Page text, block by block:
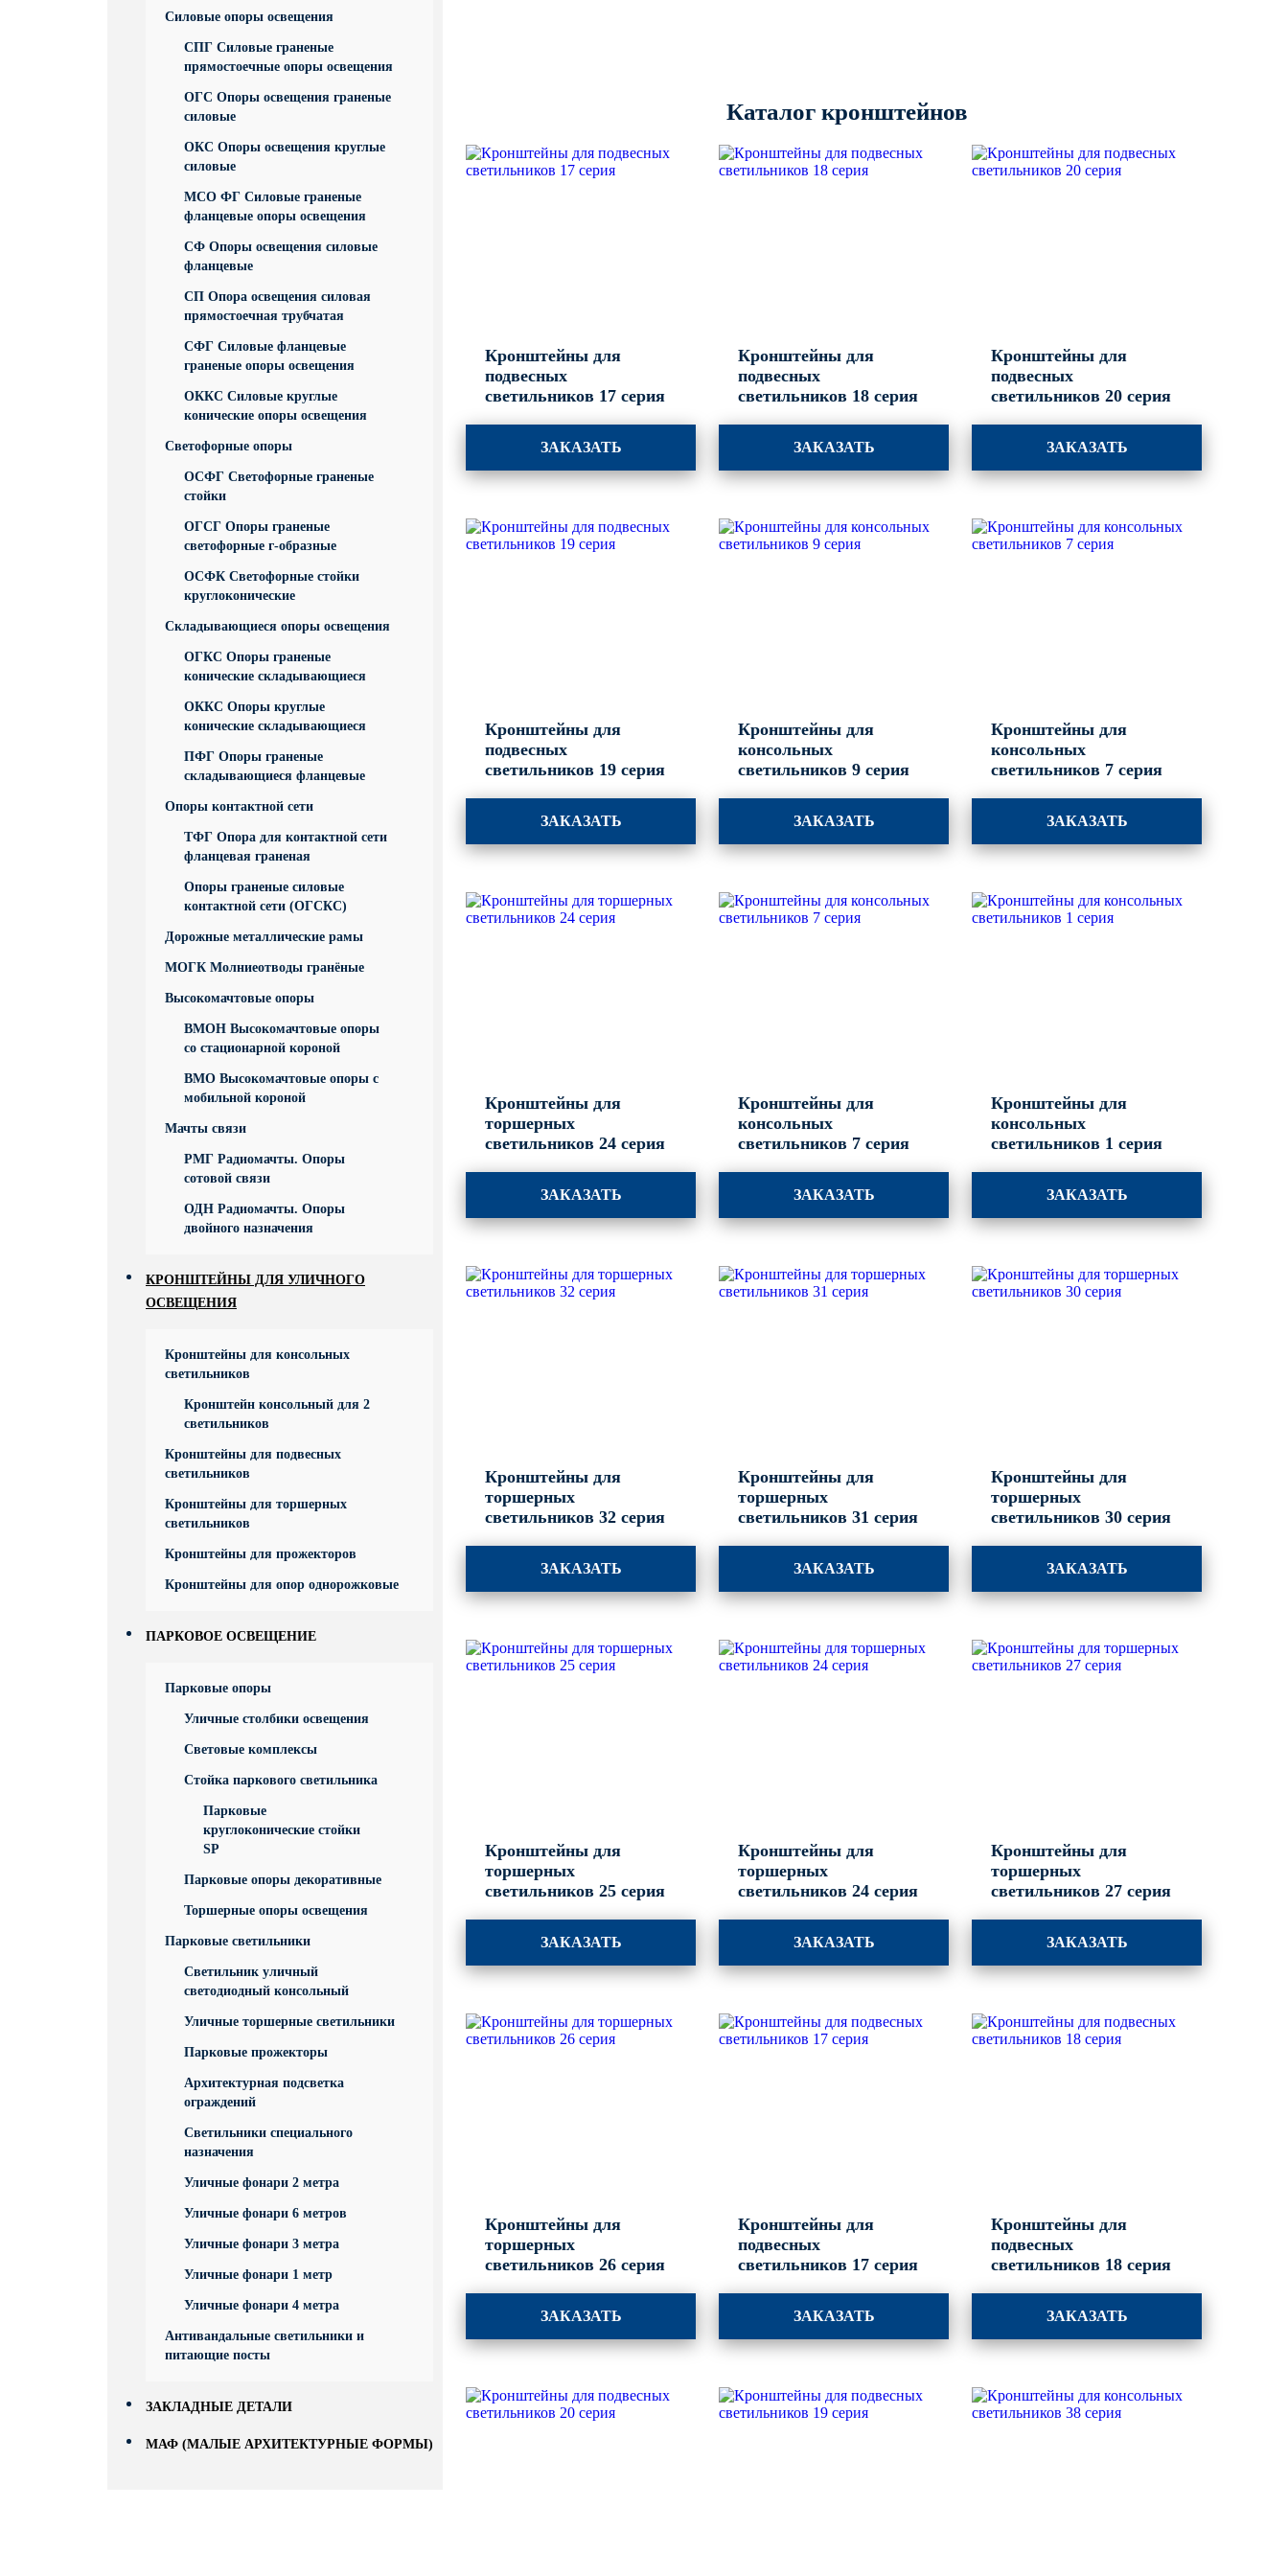
Силовые опоры освещения
СПГ Силовые граненые
прямостоечные опоры освещения
ОГС Опоры освещения граненые
силовые
ОКС Опоры освещения круглые
силовые
МСО ФГ Силовые граненые
фланцевые опоры освещения
СФ Опоры освещения силовые
фланцевые
СП Опора освещения силовая
прямостоечная трубчатая
СФГ Силовые фланцевые
граненые опоры освещения
ОККС Силовые круглые
конические опоры освещения
Светофорные опоры
ОСФГ Светофорные граненые
стойки
ОГСГ Опоры граненые
светофорные г-образные
ОСФК Светофорные стойки
круглоконические
Складывающиеся опоры освещения
ОГКС Опоры граненые
конические складывающиеся
ОККС Опоры круглые
конические складывающиеся
ПФГ Опоры граненые
складывающиеся фланцевые
Опоры контактной сети
ТФГ Опора для контактной сети
фланцевая граненая
Опоры граненые силовые
контактной сети (ОГСКС)
Дорожные металлические рамы
МОГК Молниеотводы гранёные
Высокомачтовые опоры
ВМОН Высокомачтовые опоры
со стационарной короной
ВМО Высокомачтовые опоры с
мобильной короной
Мачты связи
РМГ Радиомачты. Опоры
сотовoй связи
ОДН Радиомачты. Опоры
двойного назначения
КРОНШТЕЙНЫ ДЛЯ УЛИЧНОГО
ОСВЕЩЕНИЯ
Кронштейны для консольных
светильников
Кронштейн консольный для 2
светильников
Кронштейны для подвесных
светильников
Кронштейны для торшерных
светильников
Кронштейны для прожекторов
Кронштейны для опор однорожковые
ПАРКОВОЕ ОСВЕЩЕНИЕ
Парковые опоры
Уличные столбики освещения
Световые комплексы
Стойка паркового светильника
Парковые
круглоконические стойки
SP
Парковые опоры декоративные
Торшерные опоры освещения
Парковые светильники
Светильник уличный
светодиодный консольный
Уличные торшерные светильники
Парковые прожекторы
Архитектурная подсветка
ограждений
Светильники специального
назначения
Уличные фонари 2 метра
Уличные фонари 6 метров
Уличные фонари 3 метра
Уличные фонари 1 метр
Уличные фонари 4 метра
Антивандальные светильники и
питающие посты
ЗАКЛАДНЫЕ ДЕТАЛИ
МАФ (МАЛЫЕ АРХИТЕКТУРНЫЕ ФОРМЫ)
Каталог кронштейнов
Кронштейны для
подвесных
светильников 17 серия
ЗАКАЗАТЬ
Кронштейны для
подвесных
светильников 18 серия
ЗАКАЗАТЬ
Кронштейны для
подвесных
светильников 20 серия
ЗАКАЗАТЬ
Кронштейны для
подвесных
светильников 19 серия
ЗАКАЗАТЬ
Кронштейны для
консольных
светильников 9 серия
ЗАКАЗАТЬ
Кронштейны для
консольных
светильников 7 серия
ЗАКАЗАТЬ
Кронштейны для
торшерных
светильников 24 серия
ЗАКАЗАТЬ
Кронштейны для
консольных
светильников 7 серия
ЗАКАЗАТЬ
Кронштейны для
консольных
светильников 1 серия
ЗАКАЗАТЬ
Кронштейны для
торшерных
светильников 32 серия
ЗАКАЗАТЬ
Кронштейны для
торшерных
светильников 31 серия
ЗАКАЗАТЬ
Кронштейны для
торшерных
светильников 30 серия
ЗАКАЗАТЬ
Кронштейны для
торшерных
светильников 25 серия
ЗАКАЗАТЬ
Кронштейны для
торшерных
светильников 24 серия
ЗАКАЗАТЬ
Кронштейны для
торшерных
светильников 27 серия
ЗАКАЗАТЬ
Кронштейны для
торшерных
светильников 26 серия
ЗАКАЗАТЬ
Кронштейны для
подвесных
светильников 17 серия
ЗАКАЗАТЬ
Кронштейны для
подвесных
светильников 18 серия
ЗАКАЗАТЬ